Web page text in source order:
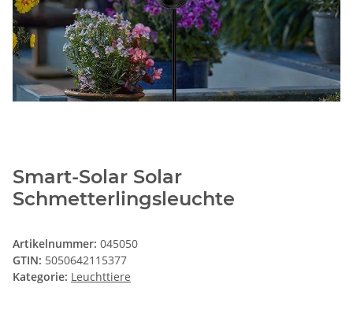
Smart-Solar Solar
Schmetterlingsleuchte
Artikelnummer: 045050
GTIN: 5050642115377
Kategorie: Leuchttiere